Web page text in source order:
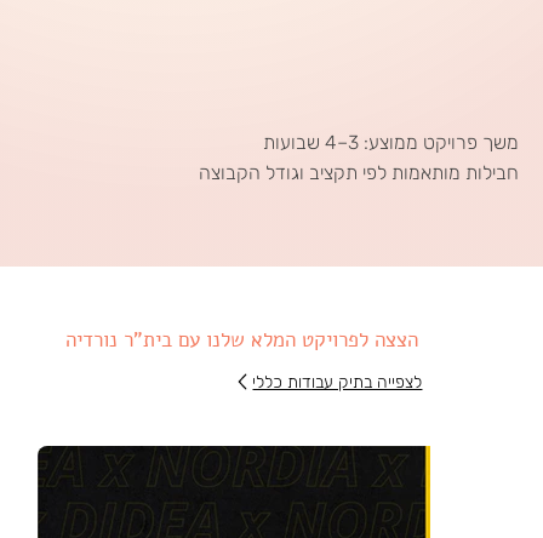
משך פרויקט ממוצע: 3–4 שבועות
חבילות מותאמות לפי תקציב וגודל הקבוצה
הצצה לפרויקט המלא שלנו עם בית"ר נורדיה
לצפייה בתיק עבודות כללי